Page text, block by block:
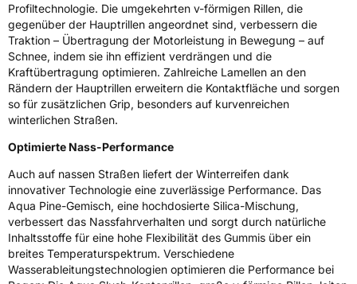
Allgemeine Produktsicherheit (GPSR)
Herstellerkontakt Hankook Tire Europe GmbH, Siemensstr. 14
D-63263 Neu-Isenburg Deutschland,
technik@hankookreifen.de
Profiltechnologie. Die umgekehrten v-förmigen Rillen, die
gegenüber der Hauptrillen angeordnet sind, verbessern die
Traktion – Übertragung der Motorleistung in Bewegung – auf
Schnee, indem sie ihn effizient verdrängen und die
Kraftübertragung optimieren. Zahlreiche Lamellen an den
Rändern der Hauptrillen erweitern die Kontaktfläche und sorgen
so für zusätzlichen Grip, besonders auf kurvenreichen
winterlichen Straßen.
Optimierte Nass-Performance
Auch auf nassen Straßen liefert der Winterreifen dank
innovativer Technologie eine zuverlässige Performance. Das
Aqua Pine-Gemisch, eine hochdosierte Silica-Mischung,
verbessert das Nassfahrverhalten und sorgt durch natürliche
Inhaltsstoffe für eine hohe Flexibilität des Gummis über ein
breites Temperaturspektrum. Verschiedene
Wasserableitungstechnologien optimieren die Performance bei